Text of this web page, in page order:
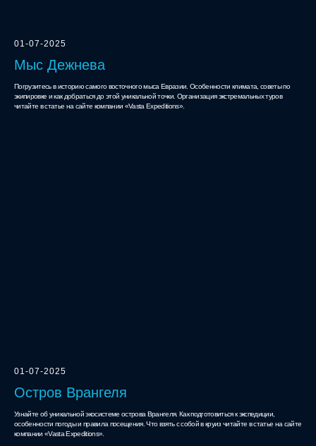
01-07-2025
Мыс Дежнева
Погрузитесь в историю самого восточного мыса Евразии. Особенности климата, советы по
экипировке и как добраться до этой уникальной точки. Организация экстремальных туров
читайте в статье на сайте компании «Vasta Expeditions».
01-07-2025
Остров Врангеля
Узнайте об уникальной экосистеме острова Врангеля. Как подготовиться к экспедиции,
особенности погоды и правила посещения. Что взять с собой в круиз читайте в статье на сайте
компании «Vasta Expeditions».